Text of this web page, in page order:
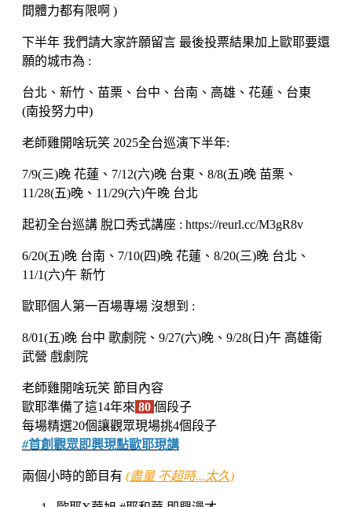
間體力都有限啊 )
下半年 我們請大家許願留言 最後投票結果加上歐耶要還
願的城市為 :
台北、新竹、苗栗、台中、台南、高雄、花蓮、台東
(南投努力中)
老師雞開啥玩笑 2025全台巡演下半年:
7/9(三)晚 花蓮、7/12(六)晚 台東、8/8(五)晚 苗栗、
11/28(五)晚、11/29(六)午晚 台北
起初全台巡講 脫口秀式講座 : https://reurl.cc/M3gR8v
6/20(五)晚 台南、7/10(四)晚 花蓮、8/20(三)晚 台北、
11/1(六)午 新竹
歐耶個人第一百場專場 沒想到 :
8/01(五)晚 台中 歌劇院、9/27(六)晚、9/28(日)午 高雄衛
武營 戲劇院
老師雞開啥玩笑 節目內容
歐耶準備了這14年來 80 個段子
每場精選20個讓觀眾現場挑4個段子
#首創觀眾即興現點歐耶現講
兩個小時的節目有 (盡量 不超時...太久)